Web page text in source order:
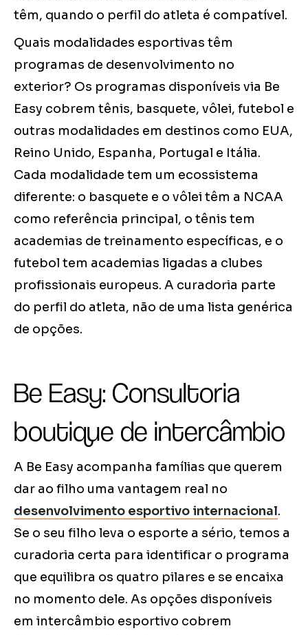
têm, quando o perfil do atleta é compatível.
Quais modalidades esportivas têm
programas de desenvolvimento no
exterior? Os programas disponíveis via Be
Easy cobrem tênis, basquete, vôlei, futebol e
outras modalidades em destinos como EUA,
Reino Unido, Espanha, Portugal e Itália.
Cada modalidade tem um ecossistema
diferente: o basquete e o vôlei têm a NCAA
como referência principal, o tênis tem
academias de treinamento específicas, e o
futebol tem academias ligadas a clubes
profissionais europeus. A curadoria parte
do perfil do atleta, não de uma lista genérica
de opções.
Be Easy: Consultoria
boutique de intercâmbio
A Be Easy acompanha famílias que querem
dar ao filho uma vantagem real no
desenvolvimento esportivo internacional.
Se o seu filho leva o esporte a sério, temos a
curadoria certa para identificar o programa
que equilibra os quatro pilares e se encaixa
no momento dele. As opções disponíveis
em intercâmbio esportivo cobrem